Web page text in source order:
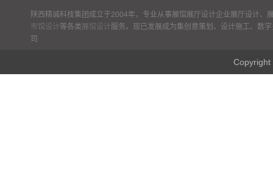
陕西精诚科技集团成立于2004年，专业从事展馆展厅设计企业展厅设计、
市馆设计等各类 展馆设计 服务。现已发展成为集创意策划、设计施工、数
司